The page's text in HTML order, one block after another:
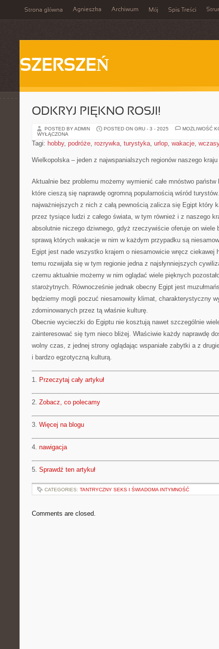
Strona główna Agnieszka Archiwum Mój Spis Treści
SZERSZEŃ
ODKRYJ PIĘKNO ROSJI!
POSTED BY ADMIN POSTED ON GRU - 3 - 2025
MOŻLIWOŚĆ
WYŁĄCZONA
Tagi: hobby, podróże, rozrywka, turystyka, urlop, wakacje,
Wielkopolska – jeden z najwspanialszych regionów naszego kraju
Aktualnie bez problemu możemy wymienić całe mnóstwo państw
które cieszą się naprawdę ogromną popularnością wśród
najważniejszych z nich z całą pewnością zalicza się Egipt który
przez tysiące ludzi z całego świata, w tym również i z naszego
absolutnie niczego dziwnego, gdyż rzeczywiście oferuje on wiele
sprawą których wakacje w nim w każdym przypadku są
Egipt jest nade wszystko krajem o niesamowicie wręcz ciekawej
temu rozwijała się w tym regionie jedna z najsłynniejszych
czemu aktualnie możemy w nim oglądać wiele pięknych
starożytnych. Równocześnie jednak obecny Egipt jest
będziemy mogli poczuć niesamowity klimat, charakterystyczny
zdominowanych przez tą właśnie kulturę.
Obecnie wycieczki do Egiptu nie kosztują nawet szczególnie
zainteresować się tym nieco bliżej. Właściwie każdy naprawdę
wolny czas, z jednej strony oglądając wspaniałe zabytki a z
i bardzo egzotyczną kulturą.
1. Przeczytaj cały artykuł
2. Zobacz, co polecamy
3. Więcej na blogu
4. nawigacja
5. Sprawdź ten artykuł
CATEGORIES: TANTRYCZNY SEKS I ŚWIADOMA INTYMNOŚĆ
Comments are closed.